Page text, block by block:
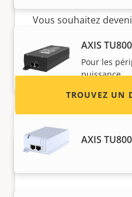
AXIS
Pour les
puissance
AXIS
Vous souhaitez
et de
TROUVEZ UN